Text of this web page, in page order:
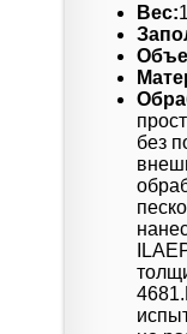
Вес:
без